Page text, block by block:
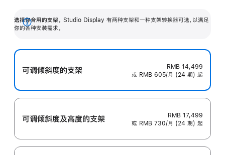
选择你合用的支架。 Studio Display 有两种支架和一种支架转换器可选，以满足
你的各种安装需求。
展
可调倾斜度的支架
RMB 14,499
或 RMB 605/月 (24 期) 起
可调倾斜度及高‍度的支‍架
RMB 17,499
或 RMB 730/月 (24 期) 起